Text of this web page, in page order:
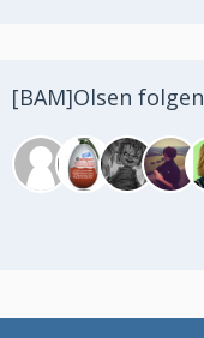
[BAM]Olsen folgen